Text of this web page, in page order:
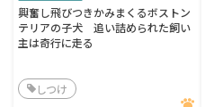
興奮し飛びつきかみまくるボストン
テリアの子犬 追い詰められた飼い
主は奇行に走る
しつけ